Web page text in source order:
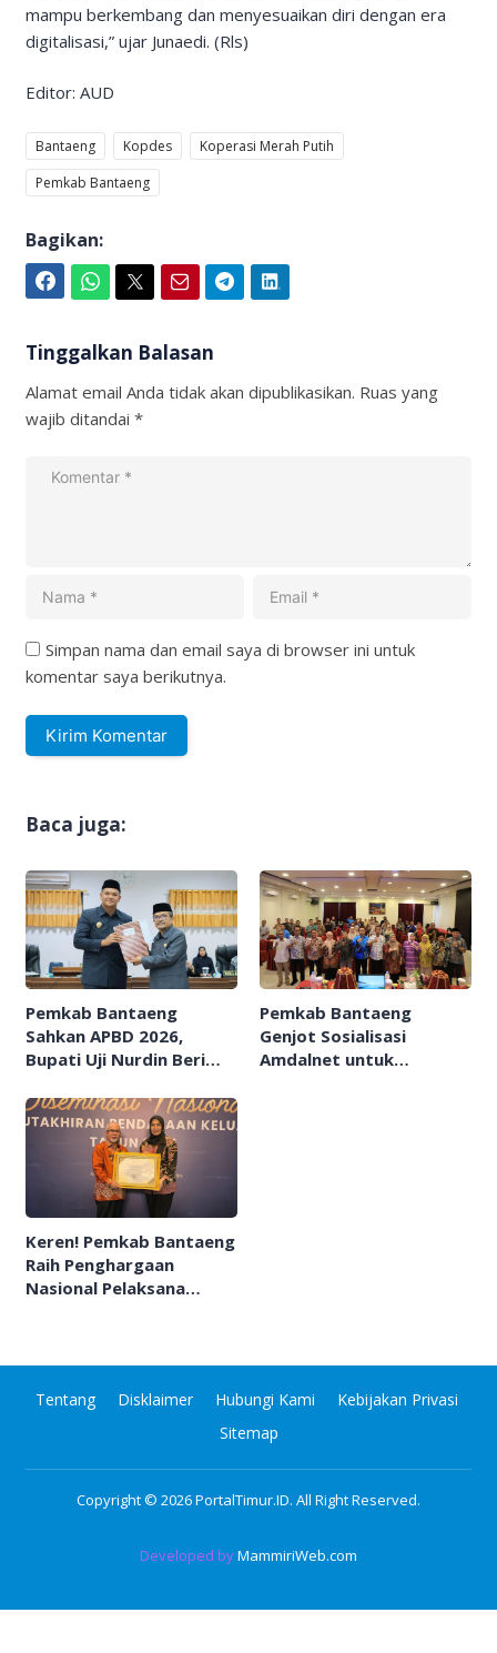
mampu berkembang dan menyesuaikan diri dengan era
digitalisasi,” ujar Junaedi. (Rls)
Editor: AUD
Bantaeng Kopdes
Koperasi Merah Putih
Pemkab Bantaeng
Bagikan:
Tinggalkan Balasan
Alamat email Anda tidak akan dipublikasikan. Ruas yang
wajib ditandai *
Simpan nama dan email saya di browser ini untuk
komentar saya berikutnya.
Baca juga:
Pemkab Bantaeng
Sahkan APBD 2026,
Bupati Uji Nurdin Beri
Dewan
Pemkab Bantaeng
Genjot Sosialisasi
Amdalnet untuk
Keren! Pemkab Bantaeng
Raih Penghargaan
Nasional Pelaksana
Tentang Disklaimer Hubungi Kami
Kebijakan Privasi
Sitemap
Copyright © 2026PortalTimur.ID. All Right Reserved.
Developed byMammiriWeb.com